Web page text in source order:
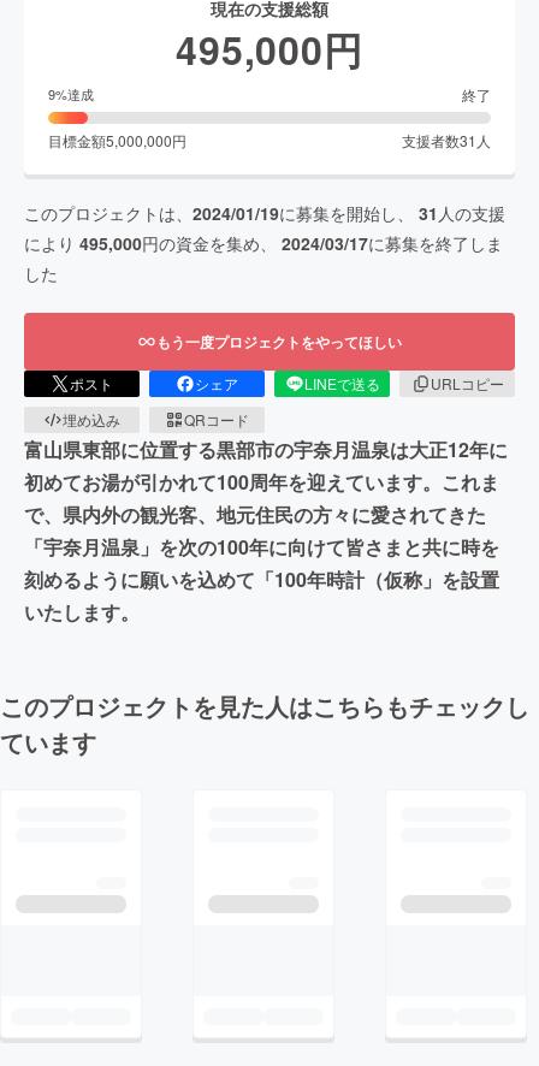
現在の支援総額
495,000円
9%達成 終了
目標金額5,000,000円 支援者数31 人
このプロジェクトは、 2024/01/19に募集を開始し、 31 人の支援
により 495,000円の資金を集め、 2024/03/17に募集を終了しま
した
もう一度プロジェクトをやってほしい
ポスト シェア LINEで送る
URLコピー
埋め込み
QRコード
富山県東部に位置する黒部市の宇奈月温泉は大正12年に
初めてお湯が引かれて100周年を迎えています。これま
で、県内外の観光客、地元住民の方々に愛されてきた
「宇奈月温泉」を次の100年に向けて皆さまと共に時を
刻めるように願いを込めて「100年時計（仮称」を設置
いたします。
このプロジェクトを見た人はこちらもチェックし
ています